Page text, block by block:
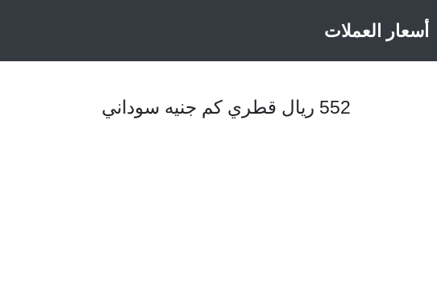
أسعار العملات
552 ريال قطري كم جنيه سوداني